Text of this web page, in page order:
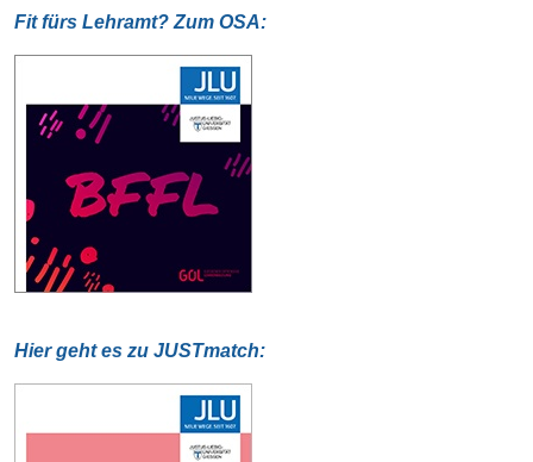
Fit fürs Lehramt? Zum OSA:
Hier geht es zu JUSTmatch: